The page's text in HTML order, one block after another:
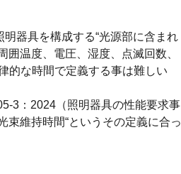
器具を構成する“光源部に含まれ
温度、電圧、湿度、点滅回数、
的な時間で定義する事は難しい
3：2024（照明器具の性能要求事
束維持時間“というその定義に合っ